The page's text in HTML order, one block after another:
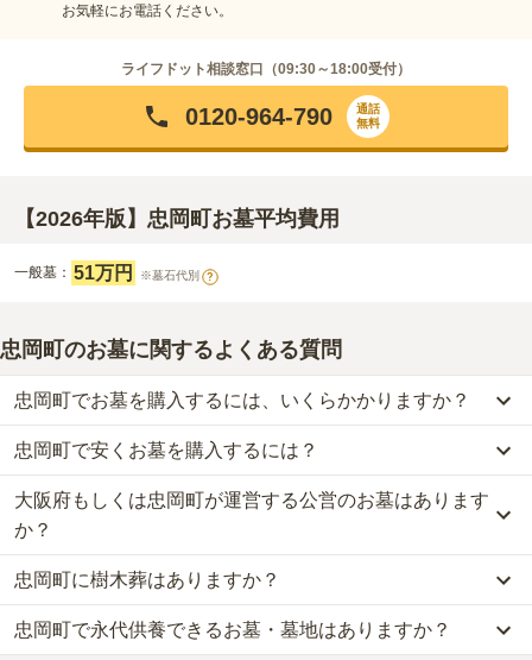
お気軽にお電話ください。
ライフドット相談窓口（09:30～18:00受付）
0120-964-790
通話
無料
【2026年版】忠岡町お墓平均費用
一般墓： 51万円 ※墓石代別 ?
忠岡町のお墓に関するよくある質問
忠岡町でお墓を購入するには、いくらかかりますか？
忠岡町での購入費用の目安は、一般墓が約197万円
一般墓を建てる場合は、「永代使用料（土地代）」と「墓石代」の
2つが主な費用となります。
忠岡町
平均145.7万円です。いずれも区画の広さや墓石の大きさ・素材に
よって変わります。
なお、お墓によっては以下の費用が別途かかる場合があります。
忠岡町で安くお墓を購入するには？
忠岡町で一番安価なお墓は、忠岡町営 浜霊園の一般墓で、 42万円
(墓石代別)
一般的に最も費用を抑えられるのは、他の方のご遺骨と一緒に埋葬
する「合祀墓（ごうしぼ）」と呼ばれるタイプです。個別のお墓に
比べて省スペースで管理の手間がかからないため、費用が安く設定
されています。
大阪府もしくは忠岡町が運営する公営のお墓はあります
か？
忠岡町には、大阪府もしくは忠岡町
件あ
ります。
忠岡町営 浜霊園がそれにあたります。
忠岡町に樹木葬はありますか？
忠岡町には、樹木葬の掲載がありません。
忠岡町で永代供養できるお墓・墓地はありますか？